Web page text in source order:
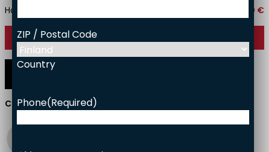
ZIP / Postal Code
Country
Phone(Required)
Household tax credit
571,00 €
Current surface:White